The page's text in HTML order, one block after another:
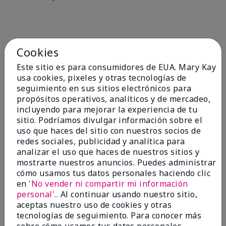
Quizás también te guste
TimeWise® Matte 3D
Foundation
Light 1​ (subtonos rosados
fríos)
$28.00
TimeWise® Luminous 3D
Foundation
Light 1​ (subtonos rosados
fríos)
$28.00
Cookies
Este sitio es para consumidores de EUA. Mary Kay
usa cookies, pixeles y otras tecnologías de
seguimiento en sus sitios electrónicos para
propósitos operativos, analíticos y de mercadeo,
incluyendo para mejorar la experiencia de tu
sitio. Podríamos divulgar información sobre el
uso que haces del sitio con nuestros socios de
redes sociales, publicidad y analítica para
analizar el uso que haces de nuestros sitios y
mostrarte nuestros anuncios. Puedes administrar
cómo usamos tus datos personales haciendo clic
en 'No vender ni compartir mi información
personal'.. Al continuar usando nuestro sitio,
aceptas nuestro uso de cookies y otras
tecnologías de seguimiento. Para conocer más